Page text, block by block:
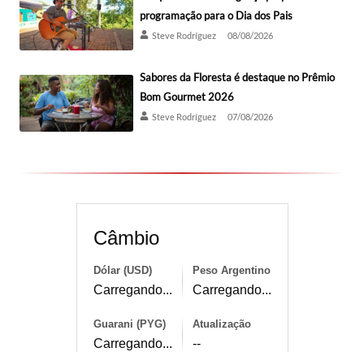
programação para o Dia dos Pais
Steve Rodríguez 08/08/2026
Sabores da Floresta é destaque no Prêmio
Bom Gourmet 2026
Steve Rodríguez 07/08/2026
Câmbio
Dólar (USD)
Carregando...
Peso Argentino
Carregando...
Guarani (PYG)
Carregando...
Atualização
--